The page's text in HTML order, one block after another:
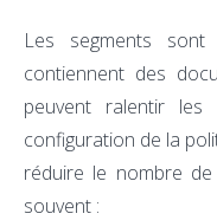
Les segments
contiennent des
peuvent ralentir les
configuration de la
réduire le nombre
souvent :